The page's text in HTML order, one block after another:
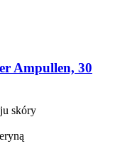
Ampullen, 30
skóry